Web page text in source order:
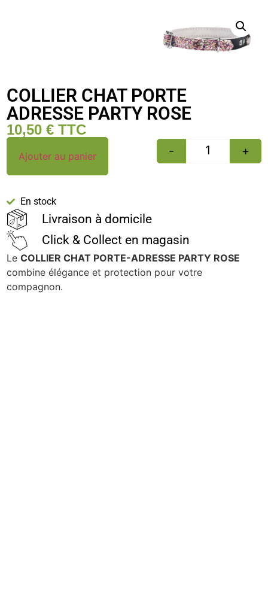
COLLIER CHAT PORTE
ADRESSE PARTY ROSE
10,50€ TTC
- +
Ajouter au panier
En stock
Livraison à domicile
Click & Collect en magasin
LeCOLLIER CHAT PORTE-ADRESSE PARTY ROSE
combine élégance et protection pour votre
compagnon.